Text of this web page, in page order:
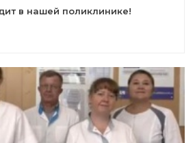
в нашей поликлинике!